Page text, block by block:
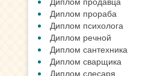
Диплом прораба
Диплом психолога
Диплом речной
Диплом сантехника
Диплом сварщика
Диплом слесаря